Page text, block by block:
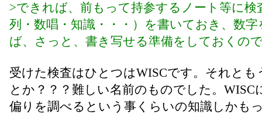
>できれば、前もって持参するノート等に検
列・数唱・知識・・・）を書いておき、数
ば、さっと、書き写せる準備をしておくの
受けた検査はひとつはWISCです。それとも
とか？？？難しい名前のものでした。WISC
偏りを調べるという事くらいの知識しかも